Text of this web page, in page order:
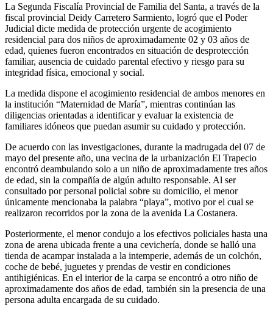
La Segunda Fiscalía Provincial de Familia del Santa, a través de la
fiscal provincial Deidy Carretero Sarmiento, logró que el Poder
Judicial dicte medida de protección urgente de acogimiento
residencial para dos niños de aproximadamente 02 y 03 años de
edad, quienes fueron encontrados en situación de desprotección
familiar, ausencia de cuidado parental efectivo y riesgo para su
integridad física, emocional y social.
La medida dispone el acogimiento residencial de ambos menores en
la institución “Maternidad de María”, mientras continúan las
diligencias orientadas a identificar y evaluar la existencia de
familiares idóneos que puedan asumir su cuidado y protección.
De acuerdo con las investigaciones, durante la madrugada del 07 de
mayo del presente año, una vecina de la urbanización El Trapecio
encontró deambulando solo a un niño de aproximadamente tres años
de edad, sin la compañía de algún adulto responsable. Al ser
consultado por personal policial sobre su domicilio, el menor
únicamente mencionaba la palabra “playa”, motivo por el cual se
realizaron recorridos por la zona de la avenida La Costanera.
Posteriormente, el menor condujo a los efectivos policiales hasta una
zona de arena ubicada frente a una cevichería, donde se halló una
tienda de acampar instalada a la intemperie, además de un colchón,
coche de bebé, juguetes y prendas de vestir en condiciones
antihigiénicas. En el interior de la carpa se encontró a otro niño de
aproximadamente dos años de edad, también sin la presencia de una
persona adulta encargada de su cuidado.